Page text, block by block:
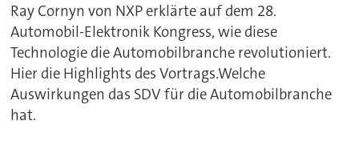
Ray Cornyn von NXP erklärte auf dem 28.
Automobil-Elektronik Kongress, wie diese
Technologie die Automobilbranche revolutioniert.
Hier die Highlights des Vortrags.Welche
Auswirkungen das SDV für die Automobilbranche
hat.